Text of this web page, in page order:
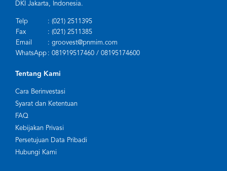
DKI Jakarta, Indonesia.
Telp
: (021) 2511395
Fax
: (021) 2511385
Email
: groovest@pnmim.com
WhatsApp : 081919517460 / 08195174600
Tentang Kami
Cara Berinvestasi
Syarat dan Ketentuan
FAQ
Kebijakan Privasi
Persetujuan Data Pribadi
Hubungi Kami